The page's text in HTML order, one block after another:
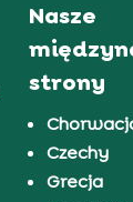
Nasze
strony
Czechy
Grecja